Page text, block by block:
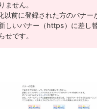
ません。
以前に登録された方のバナ
しいバナー（https）に差し
せです。